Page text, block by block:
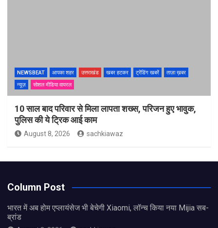
NEWSBEAT आपका शहर उत्तराखंड खबर हटकर ट्रेंडिंग खबरें
ताज़ा ख़बर
न्यूज़
सोशल मीडिया वायरल
10 साल बाद परिवार से मिला लापता शख्स, परिजन हुए भावुक,
पुलिस की ये ट्रिक आई काम
August 8, 2026 sachkiawaz
Column Post
भारत में अब होम एप्लायंसेज भी बेचेगी Xiaomi, लॉन्च किया नया Mijia सब-
ब्रांड